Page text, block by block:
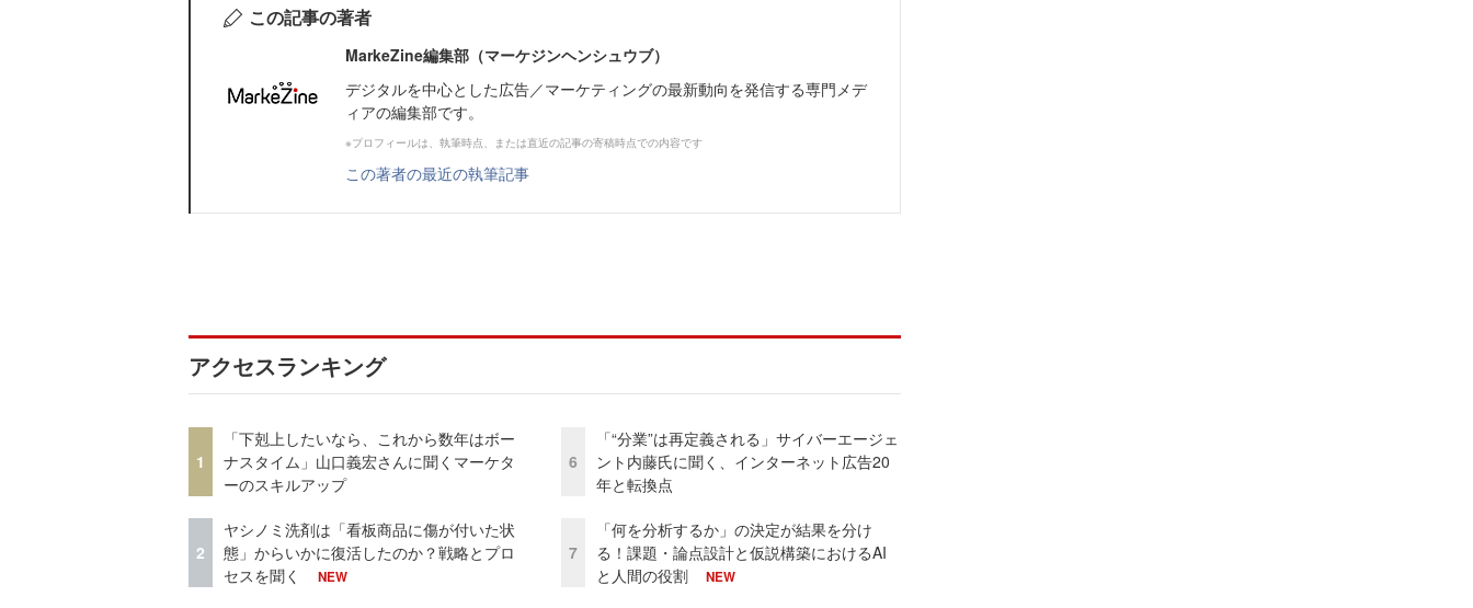
この記事の著者
MarkeZine編集部（マーケジンヘンシュウブ）
デジタルを中心とした広告／マーケティングの最新動向を発信する専門メデ
ィアの編集部です。
※プロフィールは、執筆時点、または直近の記事の寄稿時点での内容です
この著者の最近の執筆記事
アクセスランキング
1
「下剋上したいなら、これから数年はボー
ナスタイム」山口義宏さんに聞くマーケタ
ーのスキルアップ
2
ヤシノミ洗剤は「看板商品に傷が付いた状
態」からいかに復活したのか？戦略とプロ
セスを聞く
NEW
6
「“分業”は再定義される」サイバーエージェ
ント内藤氏に聞く、インターネット広告20
年と転換点
7
「何を分析するか」の決定が結果を分け
る！課題・論点設計と仮説構築におけるAI
と人間の役割
NEW